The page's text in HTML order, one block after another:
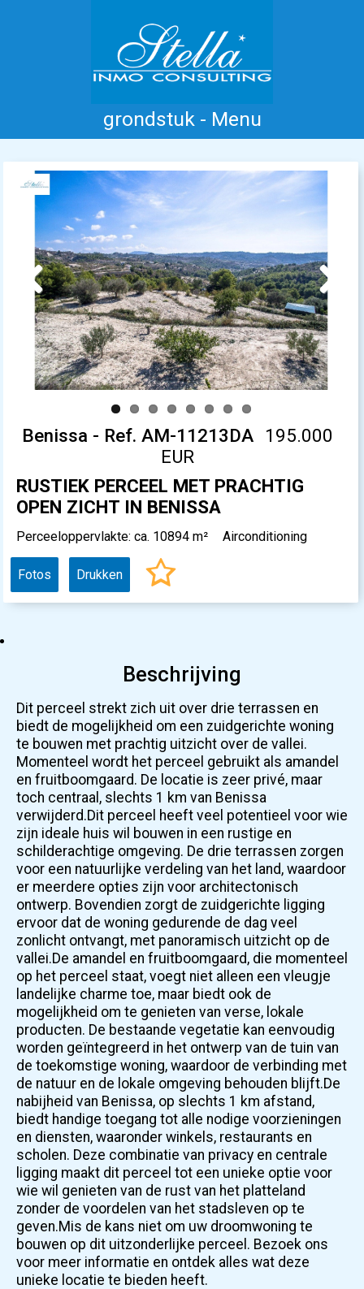
grondstuk - Menu
Home Costa Blanca Koop Huur
Nieuwbouw Informatie
Referenties
Contact
Previous Next
Benissa - Ref. AM-11213DA
195.000
EUR
RUSTIEK PERCEEL MET PRACHTIG
OPEN ZICHT IN BENISSA
Perceeloppervlakte: ca. 10894 m² Airconditioning
Fotos Drukken
Beschrijving
Dit perceel strekt zich uit over drie terrassen en
biedt de mogelijkheid om een zuidgerichte woning
te bouwen met prachtig uitzicht over de vallei.
Momenteel wordt het perceel gebruikt als amandel
en fruitboomgaard. De locatie is zeer privé, maar
toch centraal, slechts 1 km van Benissa
verwijderd.Dit perceel heeft veel potentieel voor wie
zijn ideale huis wil bouwen in een rustige en
schilderachtige omgeving. De drie terrassen zorgen
voor een natuurlijke verdeling van het land, waardoor
er meerdere opties zijn voor architectonisch
ontwerp. Bovendien zorgt de zuidgerichte ligging
ervoor dat de woning gedurende de dag veel
zonlicht ontvangt, met panoramisch uitzicht op de
vallei.De amandel en fruitboomgaard, die momenteel
op het perceel staat, voegt niet alleen een vleugje
landelijke charme toe, maar biedt ook de
mogelijkheid om te genieten van verse, lokale
producten. De bestaande vegetatie kan eenvoudig
worden geïntegreerd in het ontwerp van de tuin van
de toekomstige woning, waardoor de verbinding met
de natuur en de lokale omgeving behouden blijft.De
nabijheid van Benissa, op slechts 1 km afstand,
biedt handige toegang tot alle nodige voorzieningen
en diensten, waaronder winkels, restaurants en
scholen. Deze combinatie van privacy en centrale
ligging maakt dit perceel tot een unieke optie voor
wie wil genieten van de rust van het platteland
zonder de voordelen van het stadsleven op te
geven.Mis de kans niet om uw droomwoning te
bouwen op dit uitzonderlijke perceel. Bezoek ons
voor meer informatie en ontdek alles wat deze
unieke locatie te bieden heeft.